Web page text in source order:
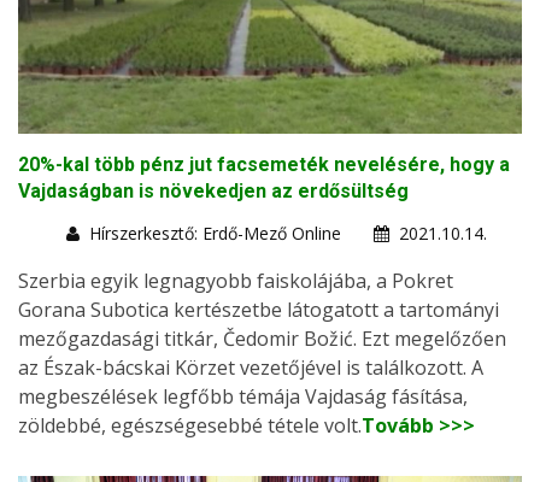
20%-kal több pénz jut facsemeték nevelésére, hogy a
Vajdaságban is növekedjen az erdősültség
Hírszerkesztő: Erdő-Mező Online
2021.10.14.
Szerbia egyik legnagyobb faiskolájába, a Pokret
Gorana Subotica kertészetbe látogatott a tartományi
mezőgazdasági titkár, Čedomir Božić. Ezt megelőzően
az Észak-bácskai Körzet vezetőjével is találkozott. A
megbeszélések legfőbb témája Vajdaság fásítása,
zöldebbé, egészségesebbé tétele volt.Tovább >>>